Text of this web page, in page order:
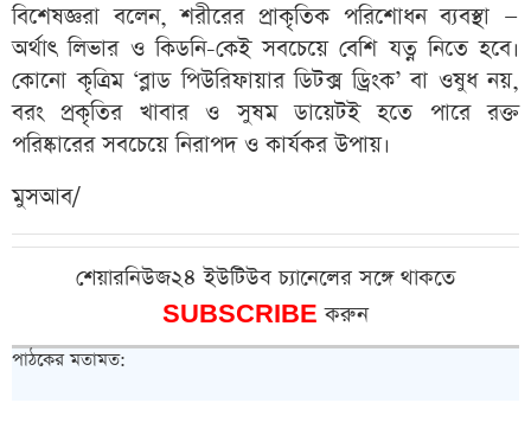
বিশেষজ্ঞরা বলেন, শরীরের প্রাকৃতিক পরিশোধন ব্যবস্থা —
অর্থাৎ লিভার ও কিডনি-কেই সবচেয়ে বেশি যত্ন নিতে হবে।
কোনো কৃত্রিম ‘ব্লাড পিউরিফায়ার ডিটক্স ড্রিংক’ বা ওষুধ নয়,
বরং প্রকৃতির খাবার ও সুষম ডায়েটই হতে পারে রক্ত
পরিষ্কারের সবচেয়ে নিরাপদ ও কার্যকর উপায়।
মুসআব/
শেয়ারনিউজ২৪ ইউটিউব চ্যানেলের সঙ্গে থাকতে
SUBSCRIBEকরুন
পাঠকের মতামত: